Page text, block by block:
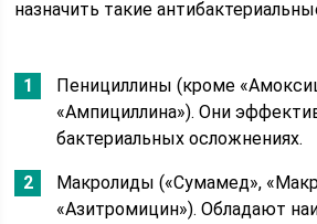
назначить такие
Пенициллины (кроме
«Ампициллина»). Они
бактериальных осложнениях.
Макролиды («Сумамед»,
«Азитромицин»). Обладают